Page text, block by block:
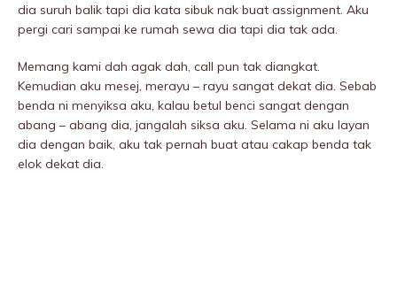
dia suruh balik tapi dia kata sibuk nak buat assignment. Aku
pergi cari sampai ke rumah sewa dia tapi dia tak ada.
Memang kami dah agak dah, call pun tak diangkat.
Kemudian aku mesej, merayu – rayu sangat dekat dia. Sebab
benda ni menyiksa aku, kalau betul benci sangat dengan
abang – abang dia, jangalah siksa aku. Selama ni aku layan
dia dengan baik, aku tak pernah buat atau cakap benda tak
elok dekat dia.